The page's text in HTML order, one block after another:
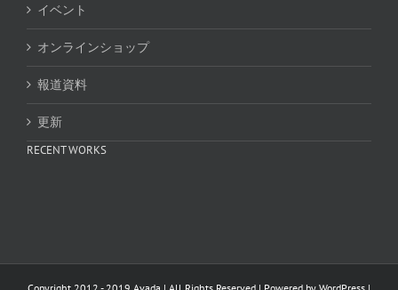
イベント
オンラインショップ
報道資料
更新
RECENT WORKS